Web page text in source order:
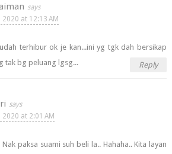
2020 at 12:13 AM
terhibur ok je kan...ini yg tgk dah bersikap
tak bg peluang lgsg...
Reply
2020 at 2:01 AM
paksa suami suh beli la.. Hahaha.. Kita layan